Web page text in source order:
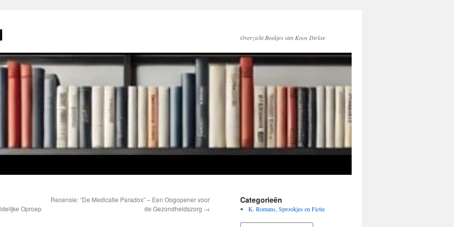
Overzicht Boekjes van Koos Dirkse
Oproep
Recensie: “De Medicatie Paradox” – Een Oogopener voor
de Gezondheidszorg →
Categorieën
K. Romans, Sprookjes en Fictie